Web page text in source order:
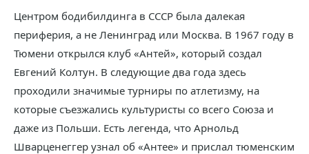
Центром бодибилдинга в СССР была далекая
периферия, а не Ленинград или Москва. В 1967 году в
Тюмени открылся клуб «Антей», который создал
Евгений Колтун. В следующие два года здесь
проходили значимые турниры по атлетизму, на
которые съезжались культуристы со всего Союза и
даже из Польши. Есть легенда, что Арнольд
Шварценеггер узнал об «Антее» и прислал тюменским